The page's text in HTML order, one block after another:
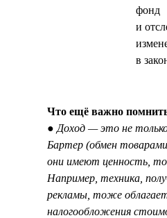
фонд
и
в
Что ещё важно
● Доход — это не
Бартер (обмен товарами
они имеют ценность,
Например, техника,
рекламы, тоже
налогообложения